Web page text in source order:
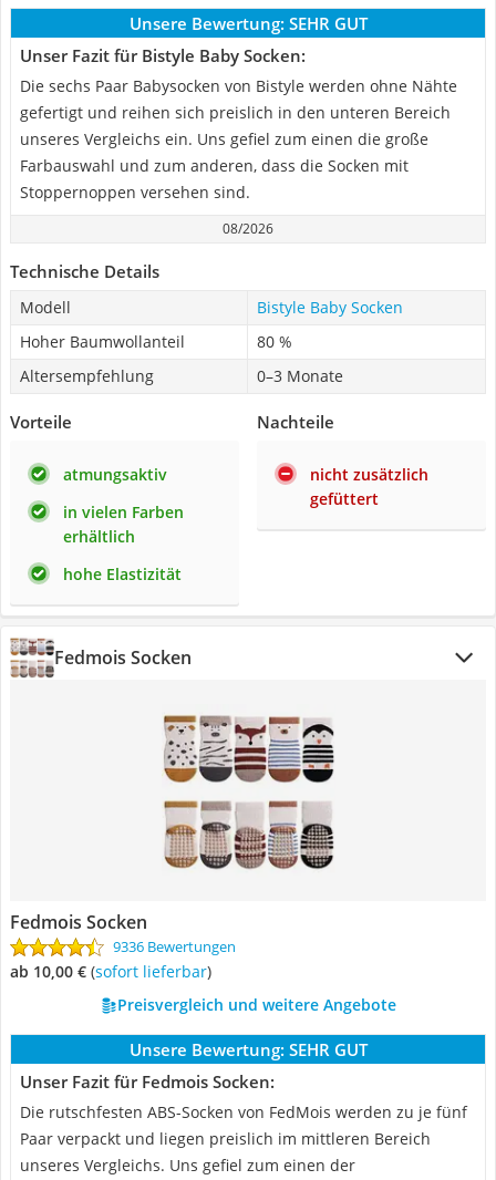
Unsere Bewertung: SEHR GUT
Unser Fazit für Bistyle Baby Socken:
Die sechs Paar Babysocken von Bistyle werden ohne Nähte
gefertigt und reihen sich preislich in den unteren Bereich
unseres Vergleichs ein. Uns gefiel zum einen die große
Farbauswahl und zum anderen, dass die Socken mit
Stoppernoppen versehen sind.
08/2026
Technische Details
Modell
Bistyle Baby Socken
Hoher Baumwollanteil
80 %
Altersempfehlung
0–3 Monate
Vorteile
atmungsaktiv
in vielen Farben
erhältlich
hohe Elastizität
Nachteile
nicht zusätzlich
gefüttert
Fedmois Socken
Fedmois Socken
9336 Bewertungen
ab 10,00 € ( Sofort lieferbar)
Preisvergleich und weitere Angebote
Unsere Bewertung: SEHR GUT
Unser Fazit für Fedmois Socken:
Die rutschfesten ABS-Socken von FedMois werden zu je fünf
Paar verpackt und liegen preislich im mittleren Bereich
unseres Vergleichs. Uns gefiel zum einen der